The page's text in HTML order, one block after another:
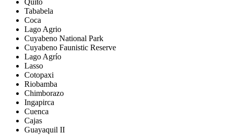
Quito
Tababela
Coca
Lago Agrio
Cuyabeno National Park
Cuyabeno Faunistic Reserve
Lago Agrío
Lasso
Cotopaxi
Riobamba
Chimborazo
Ingapirca
Cuenca
Cajas
Guayaquil II